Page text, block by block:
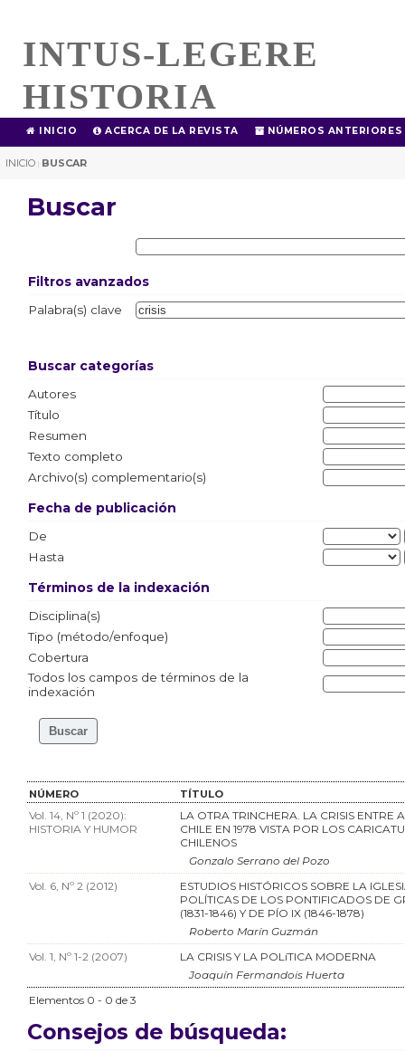
INTUS-LEGERE
HISTORIA
INICIO ACERCA DE LA REVISTA NÚMEROS ANTERIORES
INICIO | BUSCAR
Buscar
Filtros avanzados
Palabra(s) clave
Buscar categorías
Autores
Título
Resumen
Texto completo
Archivo(s) complementario(s)
Fecha de publicación
De
Hasta
Términos de la indexación
Disciplina(s)
Tipo (método/enfoque)
Cobertura
Todos los campos de términos de la
indexación
NÚMERO TÍTULO
Vol. 14, Nº 1 (2020):
HISTORIA Y HUMOR
LA OTRA TRINCHERA. LA CRISIS ENTRE
CHILE EN 1978 VISTA POR LOS
CHILENOS
Gonzalo Serrano del Pozo
Vol. 6, Nº 2 (2012)
ESTUDIOS HISTÓRICOS SOBRE LA
POLÍTICAS DE LOS PONTIFICADOS DE
(1831-1846) Y DE PÍO IX (1846-1878)
Roberto Marín Guzmán
Vol. 1, Nº 1-2 (2007)
LA CRISIS Y LA POLíTICA MODERNA
Joaquín Fermandois Huerta
Elementos 0 - 0 de 3
Consejos de búsqueda: